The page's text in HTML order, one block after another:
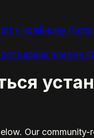
у колійному
крана ближче
Our